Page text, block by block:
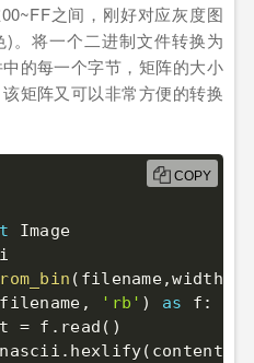
之间，刚好对应灰度图
。将一个二进制文件转换为
的每一个字节，矩阵的大小
矩阵又可以非常方便的转换
( filename,width
filename , 'rb' ) as f :
= f . read ( )
. hexlify( content
COPY